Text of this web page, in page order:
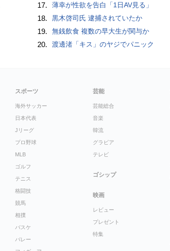
17. 薄幸が性欲を告白「1日AV見る」
18. 黒木啓司氏 逮捕されていたか
19. 無銭飲食 複数の早大生が関与か
20. 渡邊渚「キス」のヤジでパニック
スポーツ
海外サッカー
日本代表
Jリーグ
プロ野球
MLB
ゴルフ
テニス
格闘技
競馬
相撲
バスケ
バレー
芸能
芸能総合
音楽
韓流
グラビア
テレビ
ゴシップ
映画
レビュー
プレゼント
特集